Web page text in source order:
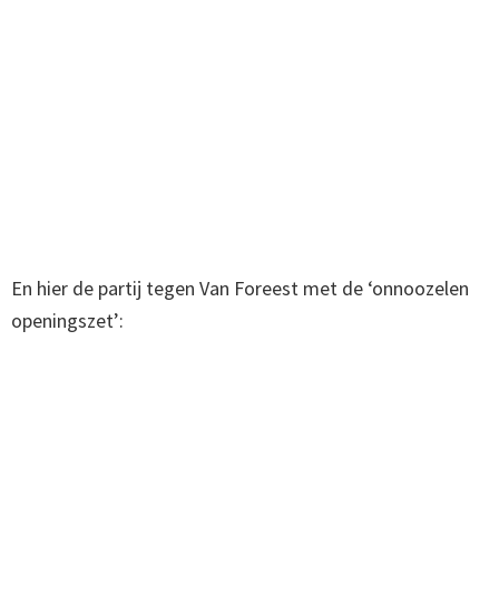
En hier de partij tegen Van Foreest met de ‘onnoozelen
openingszet’: